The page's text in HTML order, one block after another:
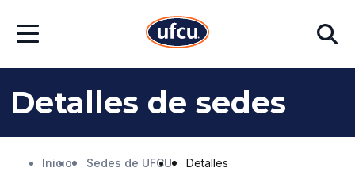
contenido
contenido
de
página
Abrir
Buscar
Detalles de sedes
Inicio Sedes de UFCU Detalles